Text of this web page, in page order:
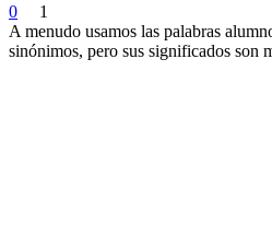
0
1
A menudo usamos las palabras
sinónimos, pero sus significados son